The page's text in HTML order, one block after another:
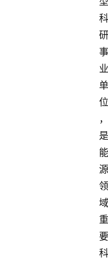
科
研
事
业
单
位
，
是
能
源
领
域
重
要
科